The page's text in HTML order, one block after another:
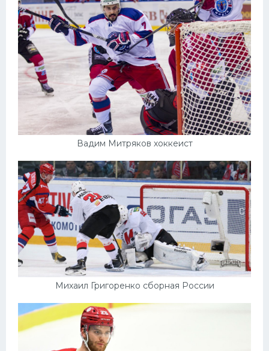
Вадим Митряков хоккеист
Михаил Григоренко сборная России